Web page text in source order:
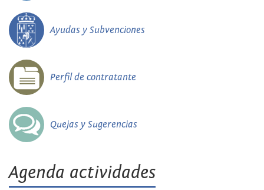
Ayudas y Subvenciones
Perfil de contratante
Quejas y Sugerencias
Agenda actividades